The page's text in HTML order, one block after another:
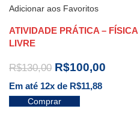
Adicionar aos Favoritos
ATIVIDADE PRÁTICA –
LIVRE
R$130,00 R$100,00
Em até 12x de R$11,88
Comprar